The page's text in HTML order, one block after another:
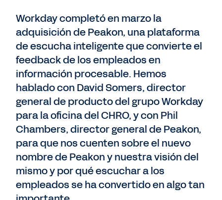
Workday completó en marzo la
adquisición de Peakon, una plataforma
de escucha inteligente que convierte el
feedback de los empleados en
información procesable. Hemos
hablado con David Somers, director
general de producto del grupo Workday
para la oficina del CHRO, y con Phil
Chambers, director general de Peakon,
para que nos cuenten sobre el nuevo
nombre de Peakon y nuestra visión del
mismo y por qué escuchar a los
empleados se ha convertido en algo tan